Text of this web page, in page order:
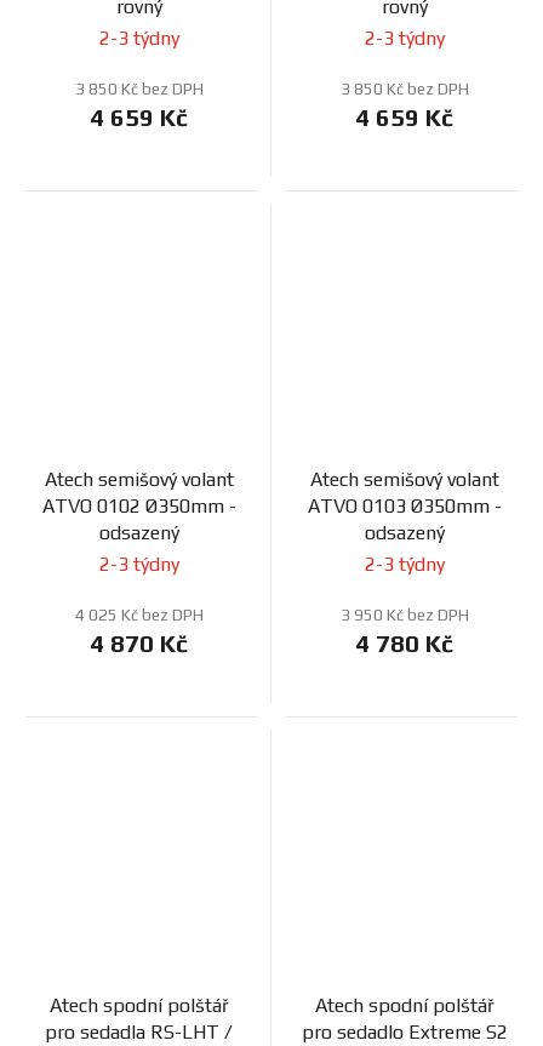
rovný
2-3 týdny
3 850 Kč bez DPH
4 659 Kč
rovný
2-3 týdny
3 850 Kč bez DPH
4 659 Kč
Atech semišový volant
ATVO 0102 Ø350mm -
odsazený
2-3 týdny
4 025 Kč bez DPH
4 870 Kč
Atech semišový volant
ATVO 0103 Ø350mm -
odsazený
2-3 týdny
3 950 Kč bez DPH
4 780 Kč
Atech spodní polštář
pro sedadla RS-LHT /
Atech spodní polštář
pro sedadlo Extreme S2